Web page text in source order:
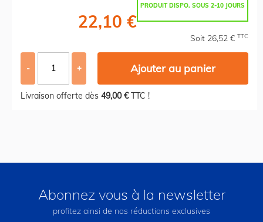
PRODUIT DISPO. SOUS 2-10 JOURS
22,10 €
Soit 26,52 € TTC
- + Ajouter au panier
Livraison offerte dès 49,00 €TTC !
Abonnez vous à la newsletter
profitez ainsi de nos réductions exclusives